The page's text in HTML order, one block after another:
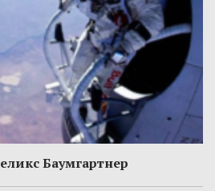
Баумгартнер